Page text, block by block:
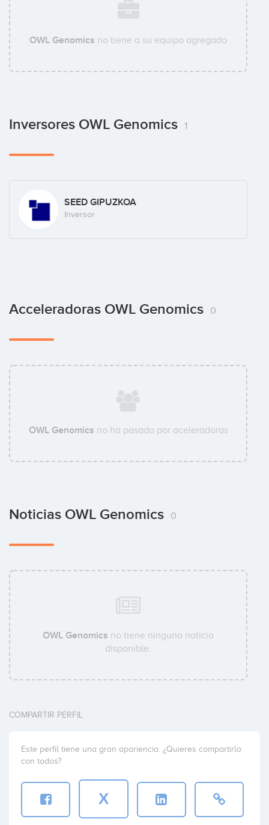
OWL Genomics no tiene a su equipo agregado
Inversores OWL Genomics 1
SEED GIPUZKOA
Inversor
Acceleradoras OWL Genomics 0
OWL Genomics no ha pasado por aceleradoras
Noticias OWL Genomics 0
OWL Genomics no tiene ninguna noticia
disponible.
COMPARTIR PERFIL
Este perfil tiene una gran apariencia. ¿Quieres compartirlo
con todos?
X